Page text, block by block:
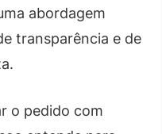
abordagem
transparência e de
o pedido com